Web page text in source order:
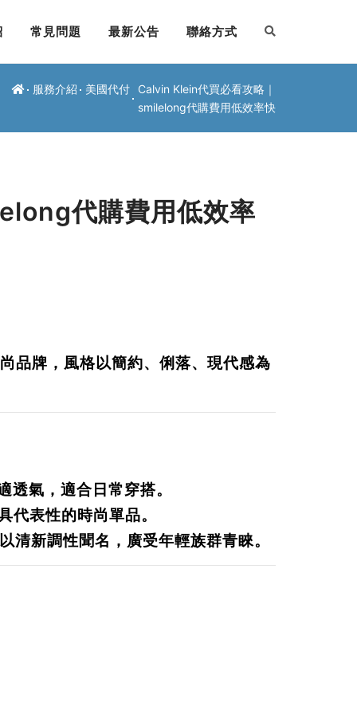
常見問題 最新公告 聯絡方式
服務介紹 美國代付
Calvin Klein代買必看攻略｜
smilelong代購費用低效率快
代購費用低效率
品牌，風格以簡約、俐落、現代感為
透氣，適合日常穿搭。
代表性的時尚單品。
新調性聞名，廣受年輕族群青睞。